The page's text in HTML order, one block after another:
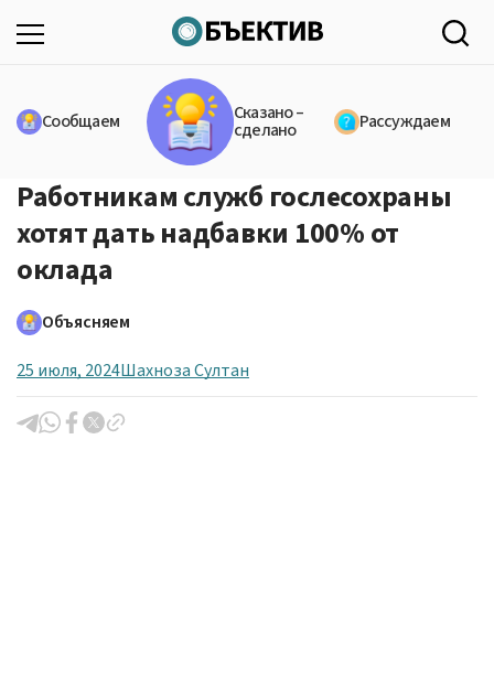
Сообщаем Сказано –
сделано Рассуждаем
Работникам служб гослесохраны
хотят дать надбавки 100% от
оклада
Объясняем
25 июля, 2024Шахноза Султан